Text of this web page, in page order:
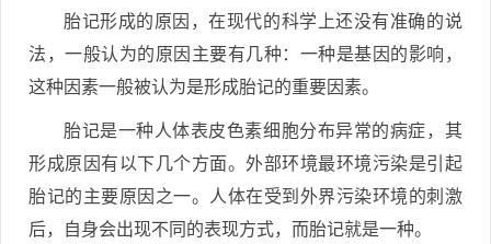
胎记形成的原因，在现代的科学上还没有准确的说
法，一般认为的原因主要有几种：一种是基因的影响，
这种因素一般被认为是形成胎记的重要因素。
胎记是一种人体表皮色素细胞分布异常的病症，其
形成原因有以下几个方面。外部环境最环境污染是引起
胎记的主要原因之一。人体在受到外界污染环境的刺激
后，自身会出现不同的表现方式，而胎记就是一种。